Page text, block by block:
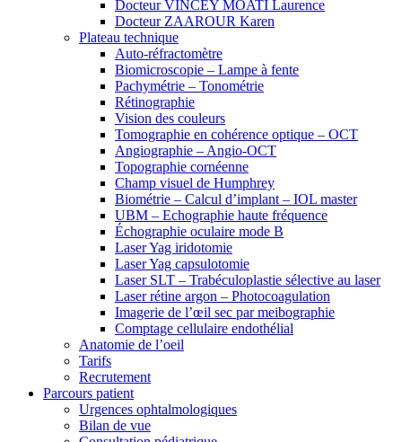
Docteur VINCEY MOATI Laurence
Docteur ZAAROUR Karen
Plateau technique
Auto-réfractomètre
Biomicroscopie – Lampe à fente
Pachymétrie – Tonométrie
Rétinographie
Vision des couleurs
Tomographie en cohérence optique – OCT
Angiographie – Angio-OCT
Topographie cornéenne
Champ visuel de Humphrey
Biométrie – Calcul d’implant – IOL master
UBM – Echographie haute fréquence
Échographie oculaire mode B
Laser Yag iridotomie
Laser Yag capsulotomie
Laser SLT – Trabéculoplastie sélective au laser
Laser rétine argon – Photocoagulation
Imagerie de l’œil sec par meibographie
Comptage cellulaire endothélial
Anatomie de l’oeil
Tarifs
Recrutement
Parcours patient
Urgences ophtalmologiques
Bilan de vue